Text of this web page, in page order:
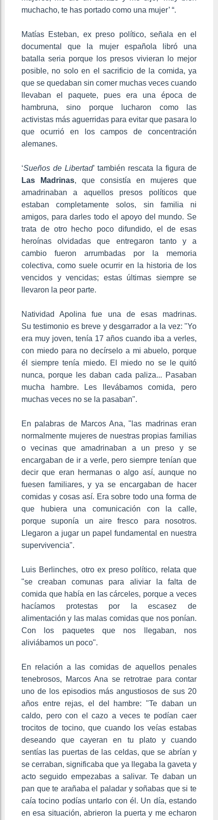
muchacho, te has portado como una mujer’ “.
Matías Esteban, ex preso político, señala en el
documental que la mujer española libró una
batalla seria porque los presos vivieran lo mejor
posible, no solo en el sacrificio de la comida, ya
que se quedaban sin comer muchas veces cuando
llevaban el paquete, pues era una época de
hambruna, sino porque lucharon como las
activistas más aguerridas para evitar que pasara lo
que ocurrió en los campos de concentración
alemanes.
‘Sueños de Libertad’ también rescata la figura de
Las Madrinas, que consistía en mujeres que
amadrinaban a aquellos presos políticos que
estaban completamente solos, sin familia ni
amigos, para darles todo el apoyo del mundo. Se
trata de otro hecho poco difundido, el de esas
heroínas olvidadas que entregaron tanto y a
cambio fueron arrumbadas por la memoria
colectiva, como suele ocurrir en la historia de los
vencidos y vencidas; estas últimas siempre se
llevaron la peor parte.
Natividad Apolina fue una de esas madrinas.
Su testimonio es breve y desgarrador a la vez: "Yo
era muy joven, tenía 17 años cuando iba a verles,
con miedo para no decírselo a mi abuelo, porque
él siempre tenía miedo. El miedo no se le quitó
nunca, porque les daban cada paliza... Pasaban
mucha hambre. Les llevábamos comida, pero
muchas veces no se la pasaban".
En palabras de Marcos Ana, "las madrinas eran
normalmente mujeres de nuestras propias familias
o vecinas que amadrinaban a un preso y se
encargaban de ir a verle, pero siempre tenían que
decir que eran hermanas o algo así, aunque no
fuesen familiares, y ya se encargaban de hacer
comidas y cosas así. Era sobre todo una forma de
que hubiera una comunicación con la calle,
porque suponía un aire fresco para nosotros.
Llegaron a jugar un papel fundamental en nuestra
supervivencia".
Luis Berlinches, otro ex preso político, relata que
"se creaban comunas para aliviar la falta de
comida que había en las cárceles, porque a veces
hacíamos protestas por la escasez de
alimentación y las malas comidas que nos ponían.
Con los paquetes que nos llegaban, nos
aliviábamos un poco".
En relación a las comidas de aquellos penales
tenebrosos, Marcos Ana se retrotrae para contar
uno de los episodios más angustiosos de sus 20
años entre rejas, el del hambre: "Te daban un
caldo, pero con el cazo a veces te podían caer
trocitos de tocino, que cuando los veías estabas
deseando que cayeran en tu plato y cuando
sentías las puertas de las celdas, que se abrían y
se cerraban, significaba que ya llegaba la gaveta y
acto seguido empezabas a salivar. Te daban un
pan que te arañaba el paladar y soñabas que si te
caía tocino podías untarlo con él. Un día, estando
en esa situación, abrieron la puerta y me echaron